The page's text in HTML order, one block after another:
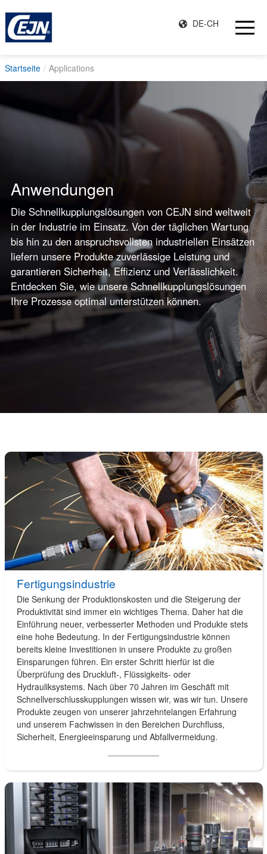
DE-CH
Startseite Applications
Anwendungen
Die Schnellkupplungslösungen von CEJN sind weltweit
in der Industrie im Einsatz. Von der täglichen Wartung
bis hin zu den anspruchsvollsten industriellen Einsätzen
liefern unsere Produkte zuverlässige Leistung und
garantieren Sicherheit, Effizienz und Verlässlichkeit.
Entdecken Sie, wie unsere Schnellkupplungslösungen
Ihre Prozesse optimal unterstützen können.
Fertigungsindustrie
Die Senkung der Produktionskosten und die Steigerung der
Produktivität sind immer ein wichtiges Thema. Daher hat die
Einführung neuer, verbesserter Methoden und Produkte stets
eine hohe Bedeutung. In der Fertigungsindustrie können
bereits kleine Investitionen in unsere Produkte zu großen
Einsparungen führen. Ein erster Schritt hierfür ist die
Überprüfung des Druckluft-, Flüssigkeits- oder
Hydrauliksystems. Nach über 70 Jahren im Geschäft mit
Schnellverschlusskupplungen wissen wir, was wir tun. Unsere
Produkte zeugen von unserer jahrzehntelangen Erfahrung
und unserem Fachwissen in den Bereichen Durchfluss,
Sicherheit, Energieeinsparung und Abfallvermeidung.